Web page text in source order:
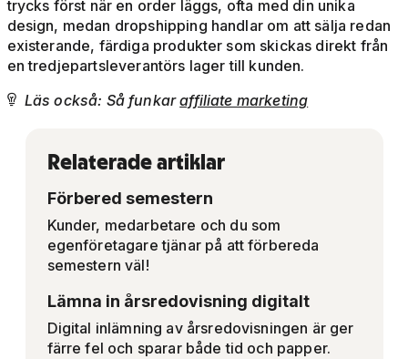
trycks först när en order läggs, ofta med din unika
design, medan dropshipping handlar om att sälja redan
existerande, färdiga produkter som skickas direkt från
en tredjepartsleverantörs lager till kunden.
 Läs också: Så funkaraffiliate marketing
Relaterade artiklar
Förbered semestern
Kunder, medarbetare och du som
egenföretagare tjänar på att förbereda
semestern väl!
Lämna in årsredovisning digitalt
Digital inlämning av årsredovisningen är ger
färre fel och sparar både tid och papper.